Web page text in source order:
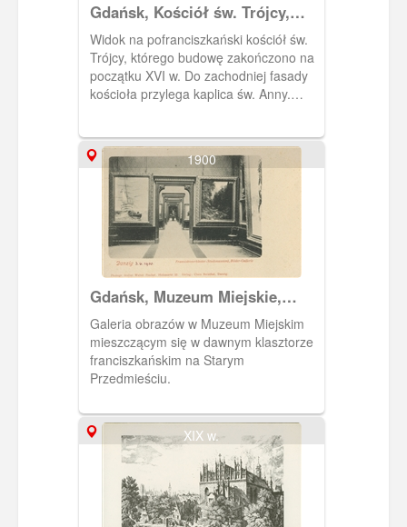
Gdańsk, Kościół św. Trójcy,
Danzig St. Trinitatiskirche
Widok na pofranciszkański kościół św.
Trójcy, którego budowę zakończono na
początku XVI w. Do zachodniej fasady
kościoła przylega kaplica św. Anny.
na średniowiecznym murze
klasztornym. Pocztówka w obiegu od 8
VII 1931 r.
1900
Gdańsk, Muzeum Miejskie,
Stadtmuseum
Galeria obrazów w Muzeum Miejskim
mieszczącym się w dawnym klasztorze
franciszkańskim na Starym
Przedmieściu.
XIX w.